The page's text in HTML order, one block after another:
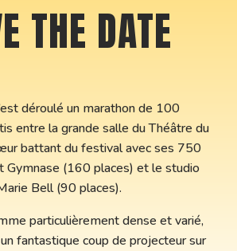
THE DATE
déroulé un marathon de 100
entre la grande salle du Théâtre du
battant du festival avec ses 750
Gymnase (160 places) et le studio
Bell (90 places).
particulièrement dense et varié,
fantastique coup de projecteur sur